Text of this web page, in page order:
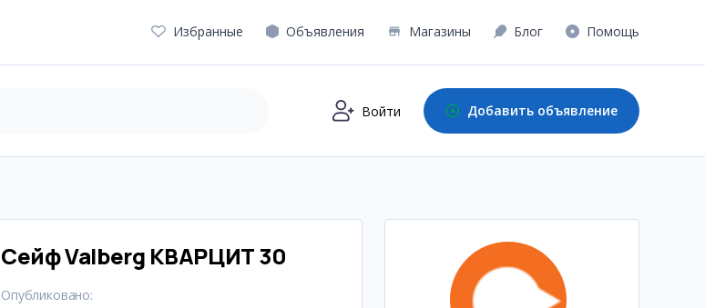
Избранные Объявления Магазины Блог Помощь
Войти Добавить объявление
Сейф Valberg КВАРЦИТ 30
Опубликовано: